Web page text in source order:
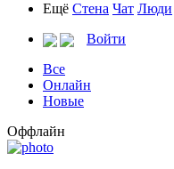
Ещё Стена Чат Люди
Войти
Все
Онлайн
Новые
Оффлайн